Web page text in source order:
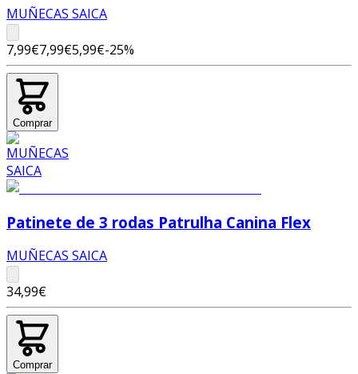
MUÑECAS SAICA
7,99€7,99€5,99€-25%
Comprar
Patinete de 3 rodas Patrulha Canina Flex
MUÑECAS SAICA
34,99€
Comprar